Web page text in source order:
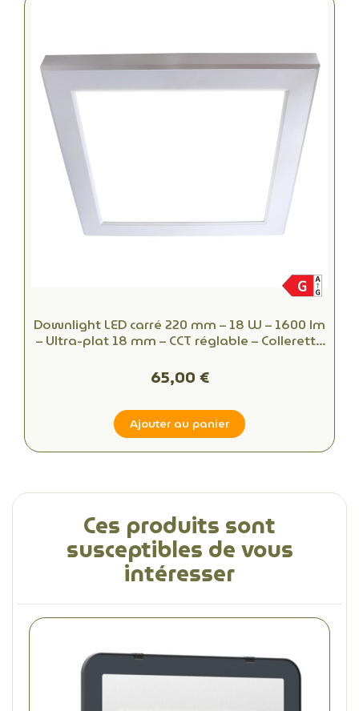
Downlight LED carré 220 mm – 18 W – 1600 lm
– Ultra-plat 18 mm – CCT réglable – Collerette
65,00 €
Ajouter au panier
Ces produits sont
susceptibles de vous
intéresser